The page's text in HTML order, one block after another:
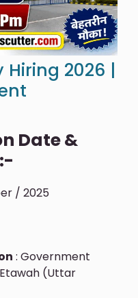
2026 |
Date &
/ 2025
: Government
(Uttar